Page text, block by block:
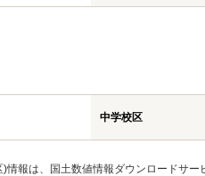
中学校区
報は、国土数値情報ダウンロードサ